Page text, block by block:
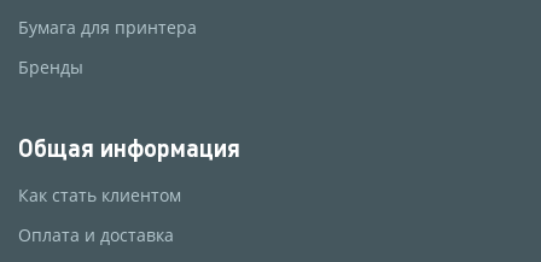
Бумага для принтера
Бренды
Общая информация
Как стать клиентом
Оплата и доставка